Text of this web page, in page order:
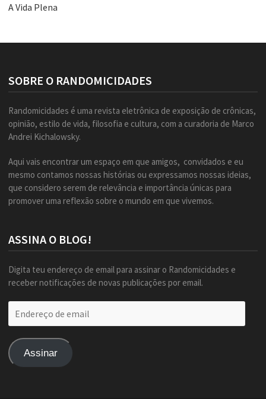
A Vida Plena
SOBRE O RANDOMICIDADES
Randomicidades é uma revista eletrônica de exposição de crônicas,
opinião, estilo de vida, filosofia e cultura, com a curadoria de Marco
Andrei Kichalowsky.
Aqui vais encontrar um espaço em que amigos, convidados e eu
mesmo contamos nossas histórias ou expressamos nossas ideias,
que considero serem de relevância e importância únicas para
promover uma reflexão sobre o mundo em que vivemos.
ASSINA O BLOG!
Digita teu endereço de email para assinar o Randomicidades e
receber notificações de novas publicações por email.
de
Assinar